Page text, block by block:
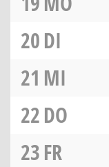
20DI
21 MI
22DO
23FR